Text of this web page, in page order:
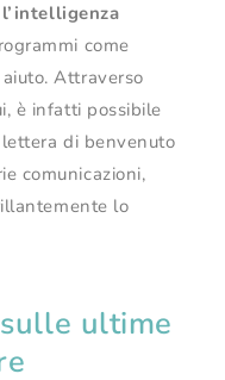
l’intelligenza
come
Attraverso
è infatti possibile
di benvenuto
comunicazioni,
lo
ultime